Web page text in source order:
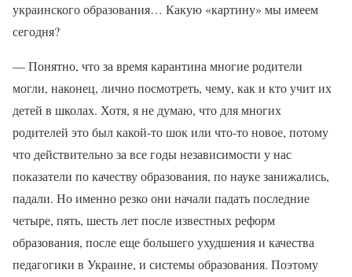
украинского образования… Какую «картину» мы имеем
сегодня?
— Понятно, что за время карантина многие родители
могли, наконец, лично посмотреть, чему, как и кто учит их
детей в школах. Хотя, я не думаю, что для многих
родителей это был какой-то шок или что-то новое, потому
что действительно за все годы независимости у нас
показатели по качеству образования, по науке занижались,
падали. Но именно резко они начали падать последние
четыре, пять, шесть лет после известных реформ
образования, после еще большего ухудшения и качества
педагогики в Украине, и системы образования. Поэтому